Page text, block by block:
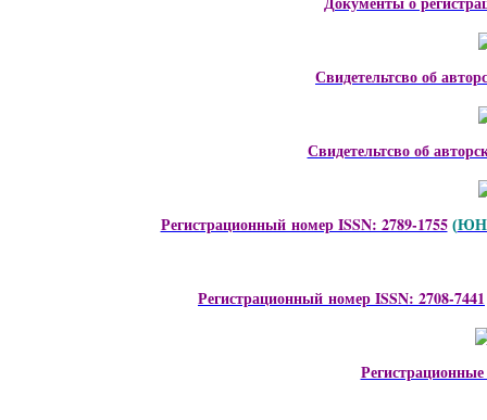
Свидетельтсво об
Свидетельтсво об
Регистрационный номер ISSN: 2789-1755 (
Регистрационный номер ISSN: 2708-7441